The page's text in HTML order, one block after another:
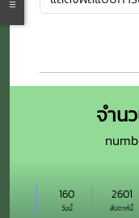
จำน
วันนี้
160
สัปดาห์นี้
2601